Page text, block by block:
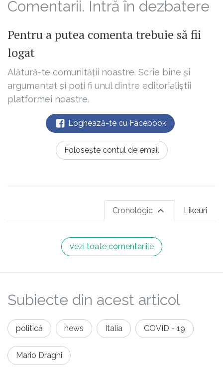
Comentarii. Intră în dezbatere
Pentru a putea comenta trebuie să fii
logat
Alătură-te comunității noastre. Scrie bine și
argumentat și poți fi unul dintre editorialiștii
platformei noastre.
Loghează-te cu Facebook
Folosește contul de email
Likeuri
Cronologic
vezi toate comentariile
Subiecte din acest articol
politică news Italia COVID - 19
Mario Draghi